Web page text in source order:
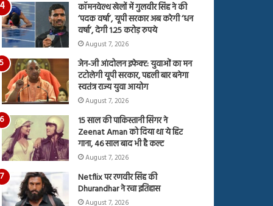
कॉमनवेल्थ खेलों में गुलवीर सिंह ने की
‘पदक वर्षा’, यूपी सरकार अब करेगी ‘धन
वर्षा’, देगी 1.25 करोड़ रुपये
August 7, 2026
जेन-जी आंदोलन इफेक्ट: युवाओं का मन
टटोलेगी यूपी सरकार, पहली बार बनेगा
स्वतंत्र राज्य युवा आयोग
August 7, 2026
15 साल की पाकिस्तानी सिंगर ने
Zeenat Aman को दिया था ये हिट
गाना, 46 साल बाद भी है कल्ट
August 7, 2026
Netflix पर रणवीर सिंह की
Dhurandhar ने रचा इतिहास
August 7, 2026